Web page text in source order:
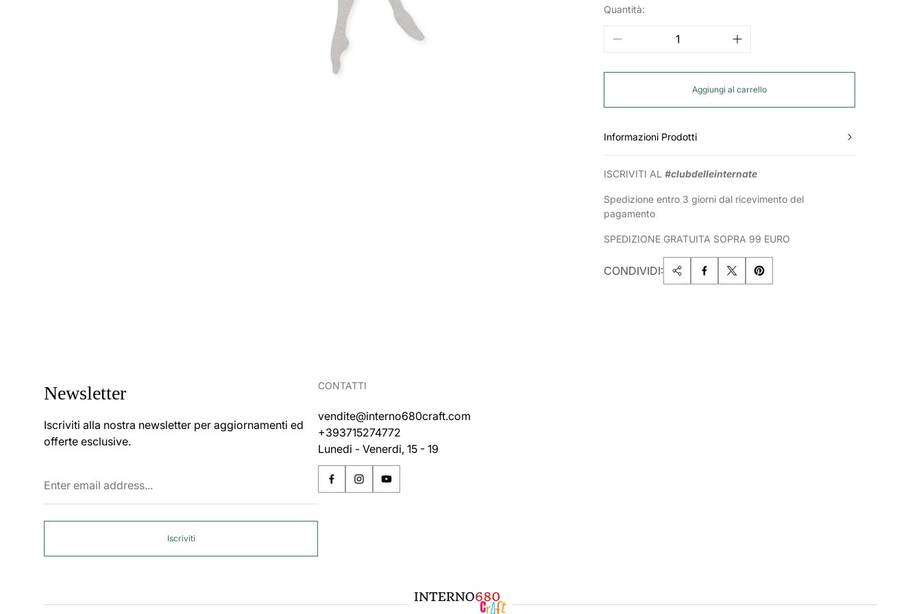
Quantità:
Aggiungi al carrello
Informazioni Prodotti
ISCRIVITI AL#clubdelleinternate
Spedizione entro 3 giorni dal ricevimento del
pagamento
SPEDIZIONE GRATUITA SOPRA 99 EURO
CONDIVIDI:
Newsletter
Iscriviti alla nostra newsletter per aggiornamenti ed
offerte esclusive.
email
Iscriviti
CONTATTI
vendite@interno680craft.com
+393715274772
Lunedi - Venerdi, 15 - 19